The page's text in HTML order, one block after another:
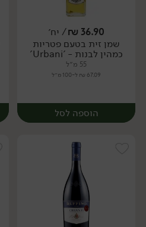
יח׳
36.90
₪/ יח׳
שמן זית בטעם פטריות
כמהין לבנות - 'Urbani'
55 מ״ל
67.09 ₪ ל-100 מ״ל
הוספה לסל